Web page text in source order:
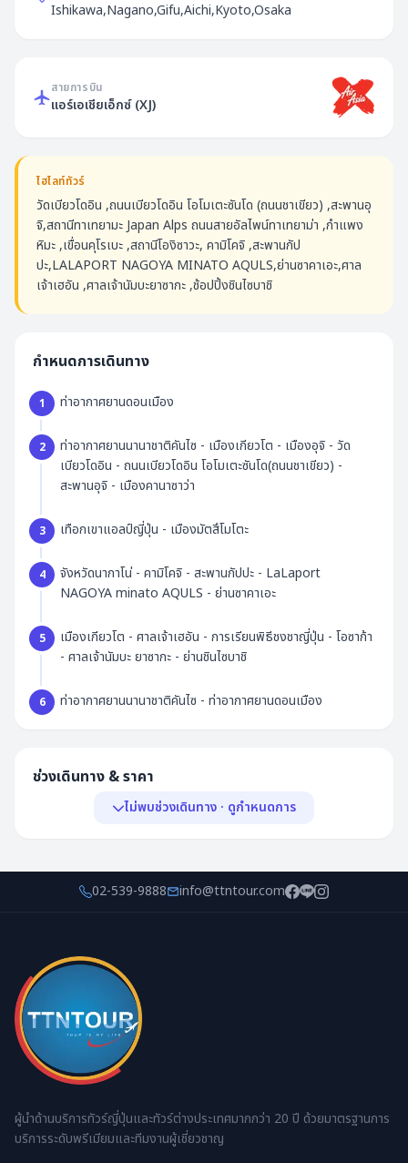
Ishikawa,Nagano,Gifu,Aichi,Kyoto,Osaka
สายการบิน
แอร์เอเชียเอ็กซ์(XJ)
ไฮไลท์ทัวร์
วัดเบียวโดอิน ,ถนนเบียวโดอิน โอโมเตะซันโด (ถนนชาเขียว) ,สะพานอุ
จิ,สถานีทาเทยามะ Japan Alps ถนนสายอัลไพน์ทาเทยาม่า ,กำแพง
หิมะ ,เขื่อนคุโรเบะ ,สถานีโองิซาวะ, คามิโคจิ ,สะพานกัป
ปะ,LALAPORT NAGOYA MINATO AQULS,ย่านซาคาเอะ,ศาล
เจ้าเฮอัน ,ศาลเจ้านัมบะยาซากะ ,ช้อปปิ้งชินไซบาชิ
กำหนดการเดินทาง
1 ท่าอากาศยานดอนเมือง
2
ท่าอากาศยานนานาชาติคันไซ - เมืองเกียวโต - เมืองอุจิ - วัด
เบียวโดอิน - ถนนเบียวโดอิน โอโมเตะซันโด(ถนนชาเขียว) -
สะพานอุจิ - เมืองคานาซาว่า
3 เทือกเขาแอลป์ญี่ปุ่น - เมืองมัตสึโมโตะ
4
จังหวัดนากาโน่ - คามิโคจิ - สะพานกัปปะ - LaLaport
NAGOYA minato AQULS - ย่านซาคาเอะ
5
เมืองเกียวโต - ศาลเจ้าเฮอัน - การเรียนพิธีชงชาญี่ปุ่น - โอซาก้า
- ศาลเจ้านัมบะ ยาซากะ - ย่านชินไซบาชิ
6 ท่าอากาศยานนานาชาติคันไซ - ท่าอากาศยานดอนเมือง
ช่วงเดินทาง & ราคา
พีเรียด & ราคา กำหนดการ
ไม่พบช่วงเดินทาง · ดูกำหนดการ
02-539-9888 info@ttntour.com
ผู้นำด้านบริการทัวร์ญี่ปุ่นและทัวร์ต่างประเทศมากกว่า 20 ปี ด้วยมาตรฐานการ
บริการระดับพรีเมียมและทีมงานผู้เชี่ยวชาญ